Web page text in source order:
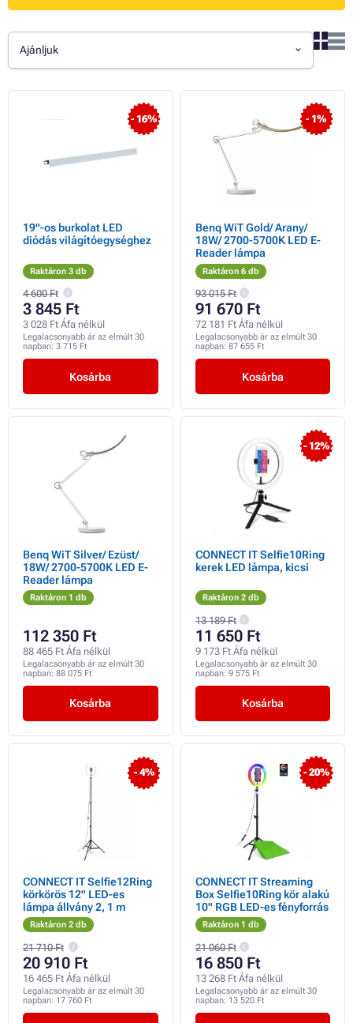
Ajánljuk
- 16%
19"-os burkolat LED
diódás világítóegységhez
Raktáron 3 db
4 600 Ft
3 845 Ft
3 028 Ft Áfa nélkül
Legalacsonyabb ár az elmúlt 30
napban: 3 715 Ft
Kosárba
- 1%
Benq WiT Gold/ Arany/
18W/ 2700-5700K LED E-
Reader lámpa
Raktáron 6 db
93 015 Ft
91 670 Ft
72 181 Ft Áfa nélkül
Legalacsonyabb ár az elmúlt 30
napban: 87 655 Ft
Kosárba
Benq WiT Silver/ Ezüst/
18W/ 2700-5700K LED E-
Reader lámpa
Raktáron 1 db
112 350 Ft
88 465 Ft Áfa nélkül
Legalacsonyabb ár az elmúlt 30
napban: 88 075 Ft
Kosárba
- 12%
CONNECT IT Selfie10Ring
kerek LED lámpa, kicsi
Raktáron 2 db
13 189 Ft
11 650 Ft
9 173 Ft Áfa nélkül
Legalacsonyabb ár az elmúlt 30
napban: 9 575 Ft
Kosárba
- 4%
CONNECT IT Selfie12Ring
körkörös 12" LED-es
lámpa állvány 2, 1 m
Raktáron 2 db
21 710 Ft
20 910 Ft
16 465 Ft Áfa nélkül
Legalacsonyabb ár az elmúlt 30
napban: 17 760 Ft
- 20%
CONNECT IT Streaming
Box Selfie10Ring kör alakú
10" RGB LED-es fényforrás
Raktáron 1 db
21 060 Ft
16 850 Ft
13 268 Ft Áfa nélkül
Legalacsonyabb ár az elmúlt 30
napban: 13 520 Ft